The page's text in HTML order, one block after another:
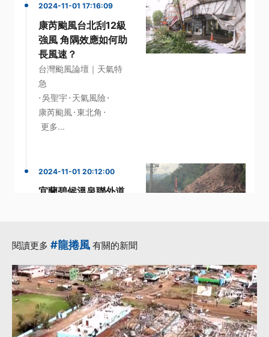
2024-11-01 17:16:09
康芮颱風台北刮12級
強風 角隅效應如何助
長風速？
台灣颱風論壇｜天氣特
急
·吳聖宇 · 天氣風險 ·
康芮颱風·東北角 ·
更多...
2024-11-01 20:12:00
宜蘭碧候溫泉聯外道
縣政府·道路· 更多...
閱讀更多 #龍捲風 有關的新聞